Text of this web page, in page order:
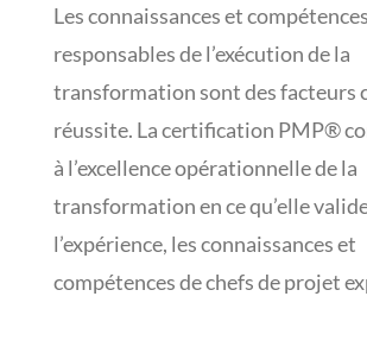
Les connaissances et
responsables de l’exécution de la
transformation sont des facteurs
réussite. La certification PMP®
à l’excellence opérationnelle de la
transformation en ce qu’elle
l’expérience, les connaissances et
compétences de chefs de projet